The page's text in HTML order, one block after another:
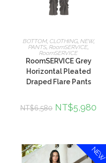
選擇規格
BOTTOM, CLOTHING, NEW,
PANTS ,RoomSERVICE
RoomSERVICE
RoomSERVICE Grey
Horizontal Pleated
Draped Flare Pants
NT$6,580 NT$5,980
NEW